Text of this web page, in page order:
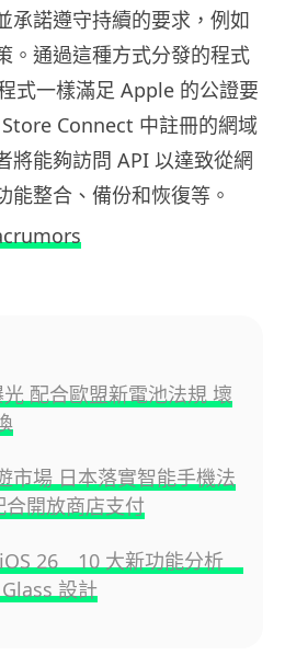
承諾遵守持續的要求，例如
。通過這種方式分發的程式
式一樣滿足 Apple 的公證要
Connect 中註冊的網域
將能夠訪問 API 以達致從網
能整合、備份和恢復等。
配合歐盟新電池法規 壞
市場 日本落實智能手機法
開放商店支付
iOS 26 10 大新功能分析
設計